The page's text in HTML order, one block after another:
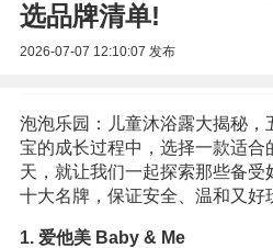
选品牌清单!
2026-07-07 12:10:07 发布
泡泡乐园：儿童沐浴露大揭秘，
宝的成长过程中，选择一款适合
天，就让我们一起探索那些备受
十大名牌，保证安全、温和又好
1. 爱他美 Baby & Me